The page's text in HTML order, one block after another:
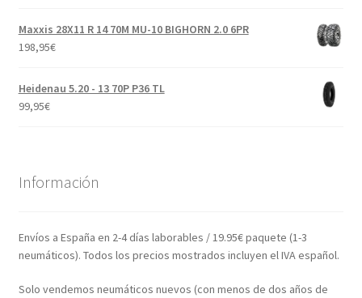
Maxxis 28X11 R 14 70M MU-10 BIGHORN 2.0 6PR
198,95€
Heidenau 5.20 - 13 70P P36 TL
99,95€
Información
Envíos a España en 2-4 días laborables / 19.95€ paquete (1-3
neumáticos). Todos los precios mostrados incluyen el IVA español.
Solo vendemos neumáticos nuevos (con menos de dos años de